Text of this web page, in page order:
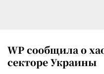
WP сообщила о
секторе Украины